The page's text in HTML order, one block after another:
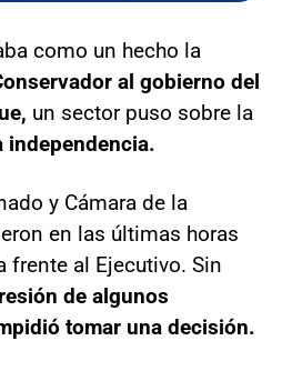
como un hecho la
al gobierno del
un sector puso sobre la
independencia.
y Cámara de la
en las últimas horas
frente al Ejecutivo. Sin
de algunos
tomar una decisión.